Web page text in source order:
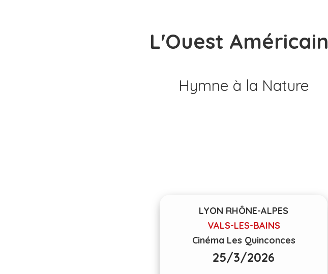
L'Ouest Américain
Hymne à la Nature
LYON RHÔNE-ALPES
VALS-LES-BAINS
Cinéma Les Quinconces
25/3/2026